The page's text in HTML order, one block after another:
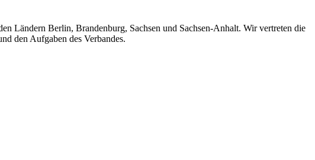
Ländern Berlin, Brandenburg, Sachsen und Sachsen-Anhalt. Wir vertreten die
den Aufgaben des Verbandes.